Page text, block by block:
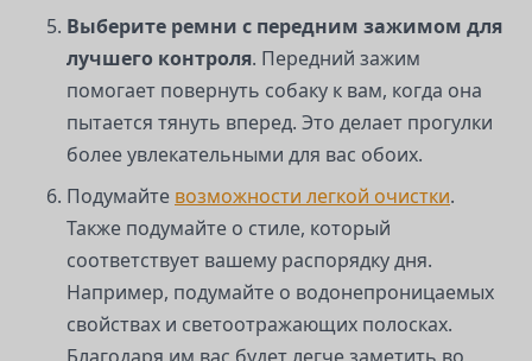
Выберите ремни с передним зажимом для
лучшего контроля. Передний зажим
помогает повернуть собаку к вам, когда она
пытается тянуть вперед. Это делает прогулки
более увлекательными для вас обоих.
Подумайте возможности легкой очистки.
Также подумайте о стиле, который
соответствует вашему распорядку дня.
Например, подумайте о водонепроницаемых
свойствах и светоотражающих полосках.